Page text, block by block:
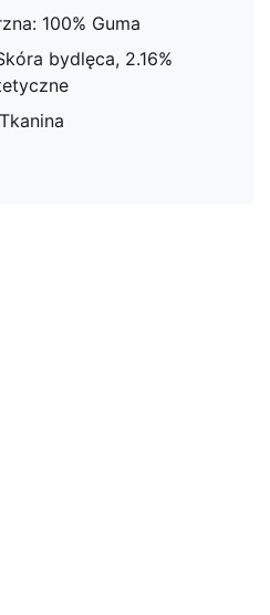
100% Guma
bydlęca, 2.16%